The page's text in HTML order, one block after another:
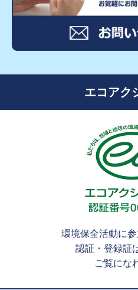
エコアク
環境保全活動に参
認証・登録証
ご覧にな